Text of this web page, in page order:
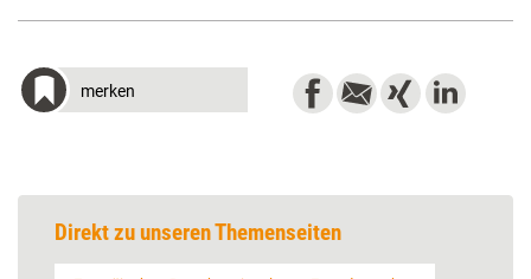
merken
Direkt zu unseren Themenseiten